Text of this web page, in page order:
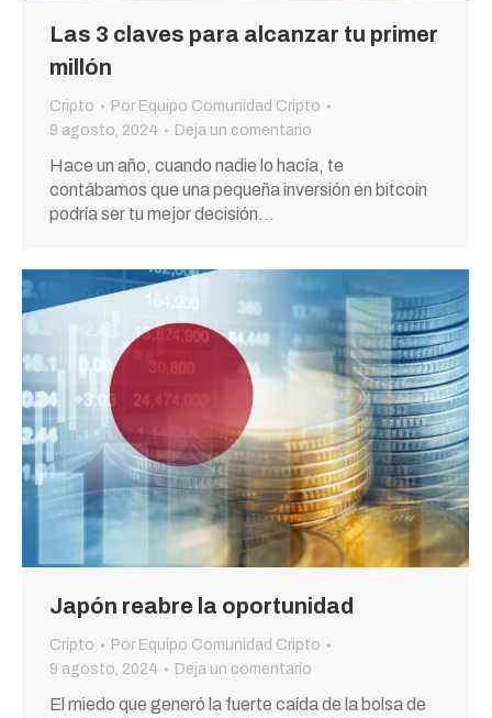
Las 3 claves para alcanzar tu primer
millón
Cripto Por Equipo Comunidad Cripto
9 agosto, 2024
Deja un comentario
Hace un año, cuando nadie lo hacía, te
contábamos que una pequeña inversión en bitcoin
podría ser tu mejor decisión…
Japón reabre la oportunidad
Cripto Por Equipo Comunidad Cripto
9 agosto, 2024
Deja un comentario
El miedo que generó la fuerte caída de la bolsa de